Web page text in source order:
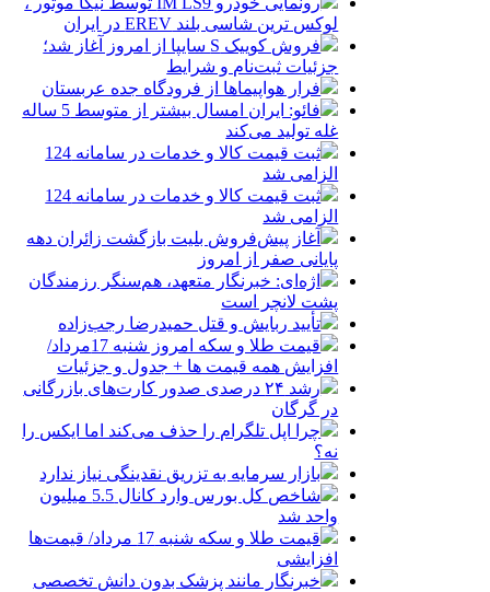
لوکس ترین شاسی بلند EREV در ایران
فروش کوییک S سایپا از امروز آغاز شد؛
جزئیات ثبت‌نام و شرایط
فرار هواپیماها از فرودگاه جده عربستان
فائو: ایران امسال بیشتر از متوسط 5 ساله
غله تولید می‌کند
ثبت قیمت کالا و خدمات در سامانه 124
الزامی شد
ثبت قیمت کالا و خدمات در سامانه 124
الزامی شد
آغاز پیش‌فروش بلیت بازگشت زائران دهه
پایانی صفر از امروز
اژه‌ای: خبرنگار متعهد، هم‌سنگر رزمندگان
پشت لانچر است
تأیید ربایش و قتل حمیدرضا رجب‌زاده
قیمت طلا و سکه امروز شنبه 17مرداد/
افزایش همه قیمت ها + جدول و جزئیات
رشد ۲۴ درصدی صدور کارت‌های بازرگانی
در گرگان
چرا اپل تلگرام را حذف می‌کند اما ایکس را
نه؟
بازار سرمایه به تزریق نقدینگی نیاز ندارد
شاخص کل بورس وارد کانال 5.5 میلیون
واحد شد
قیمت طلا و سکه شنبه 17 مرداد/ قیمت‌ها
افزایشی
خبرنگار مانند پزشک بدون دانش تخصصی